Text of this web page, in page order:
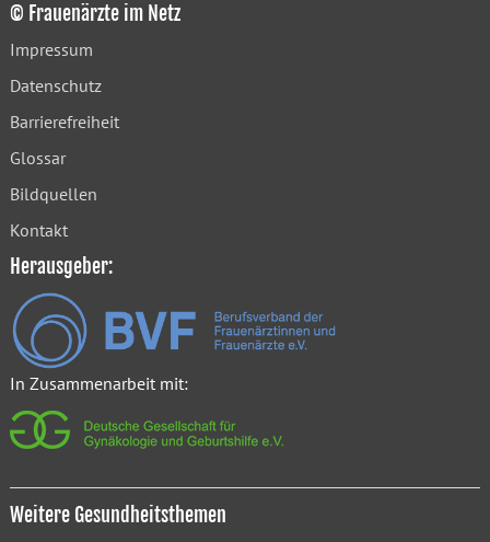
© Frauenärzte im Netz
Impressum
Datenschutz
Barrierefreiheit
Glossar
Bildquellen
Kontakt
Herausgeber:
In Zusammenarbeit mit:
Weitere Gesundheitsthemen